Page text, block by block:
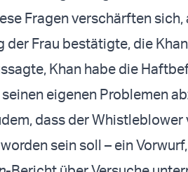
Fragen verschärften sich,
Frau bestätigte, die
Khan habe die
eigenen Problemen
dass der Whistleblower
sein soll – ein